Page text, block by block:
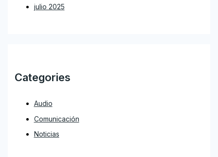
julio 2025
Categories
Audio
Comunicación
Noticias